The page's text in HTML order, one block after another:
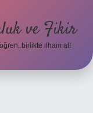
ve Fikir
birlikte ilham al!